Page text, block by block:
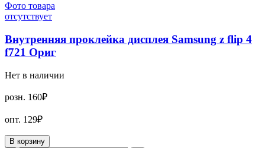
Фото товара
отсутствует
Внутренняя проклейка дисплея Samsung z flip 4
f721 Ориг
Нет в наличии
розн. 160₽
опт. 129₽
В корзину